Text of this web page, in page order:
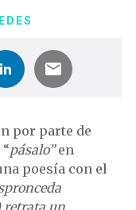
por parte de
pásalo”en
poesía con el
retrata un